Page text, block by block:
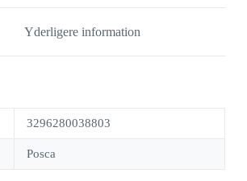
Yderligere information
3296280038803
Posca